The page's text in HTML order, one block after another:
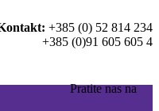
+385 (0) 52 814 234
+385 (0)91 605 605 4
Pratite nas na